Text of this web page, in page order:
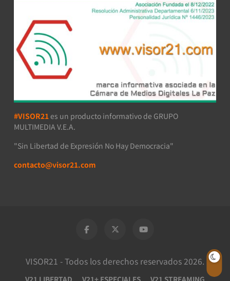
#VISOR21 es un producto informativo de GRUPO
MULTIMEDIA V.E.A.
"Sin Libertad de Expresión No Hay Democracia"
contacto@visor21.com
VISOR21 - Todos los derechos reservados 2026.
V21 LIBERTAD V21+ ESPECIALES V21 STREAMING